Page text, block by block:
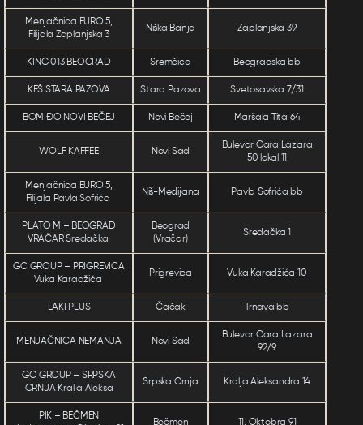
Menjačnica EURO 5,
Filijala Zaplanjska 3
Niška Banja Zaplanjska 39
KING 013 BEOGRAD Sremčica Beogradska bb
KEŠ STARA PAZOVA Stara Pazova Svetosavska 7/31
BOMIĐO NOVI BEČEJ Novi Bečej Maršala Tita 64
WOLF KAFFEE Novi Sad
Bulevar Cara Lazara
50 lokal 11
Menjačnica EURO 5,
Filijala Pavla Sofrića
Niš-Medijana Pavla Sofrića bb
PLATO M – BEOGRAD
VRAČAR Sredačka
Beograd
(Vračar)
Sredačka 1
GC GROUP – PRIGREVICA
Vuka Karadžića
Prigrevica Vuka Karadžića 10
LAKI PLUS Čačak Trnava bb
MENJAČNICA NEMANJA Novi Sad
Bulevar Cara Lazara
92/9
GC GROUP – SRPSKA
CRNJA Kralja Aleksa
Srpska Crnja Kralja Aleksandra 14
PIK – BEČMEN
Bečmen 11. Oktobra 91